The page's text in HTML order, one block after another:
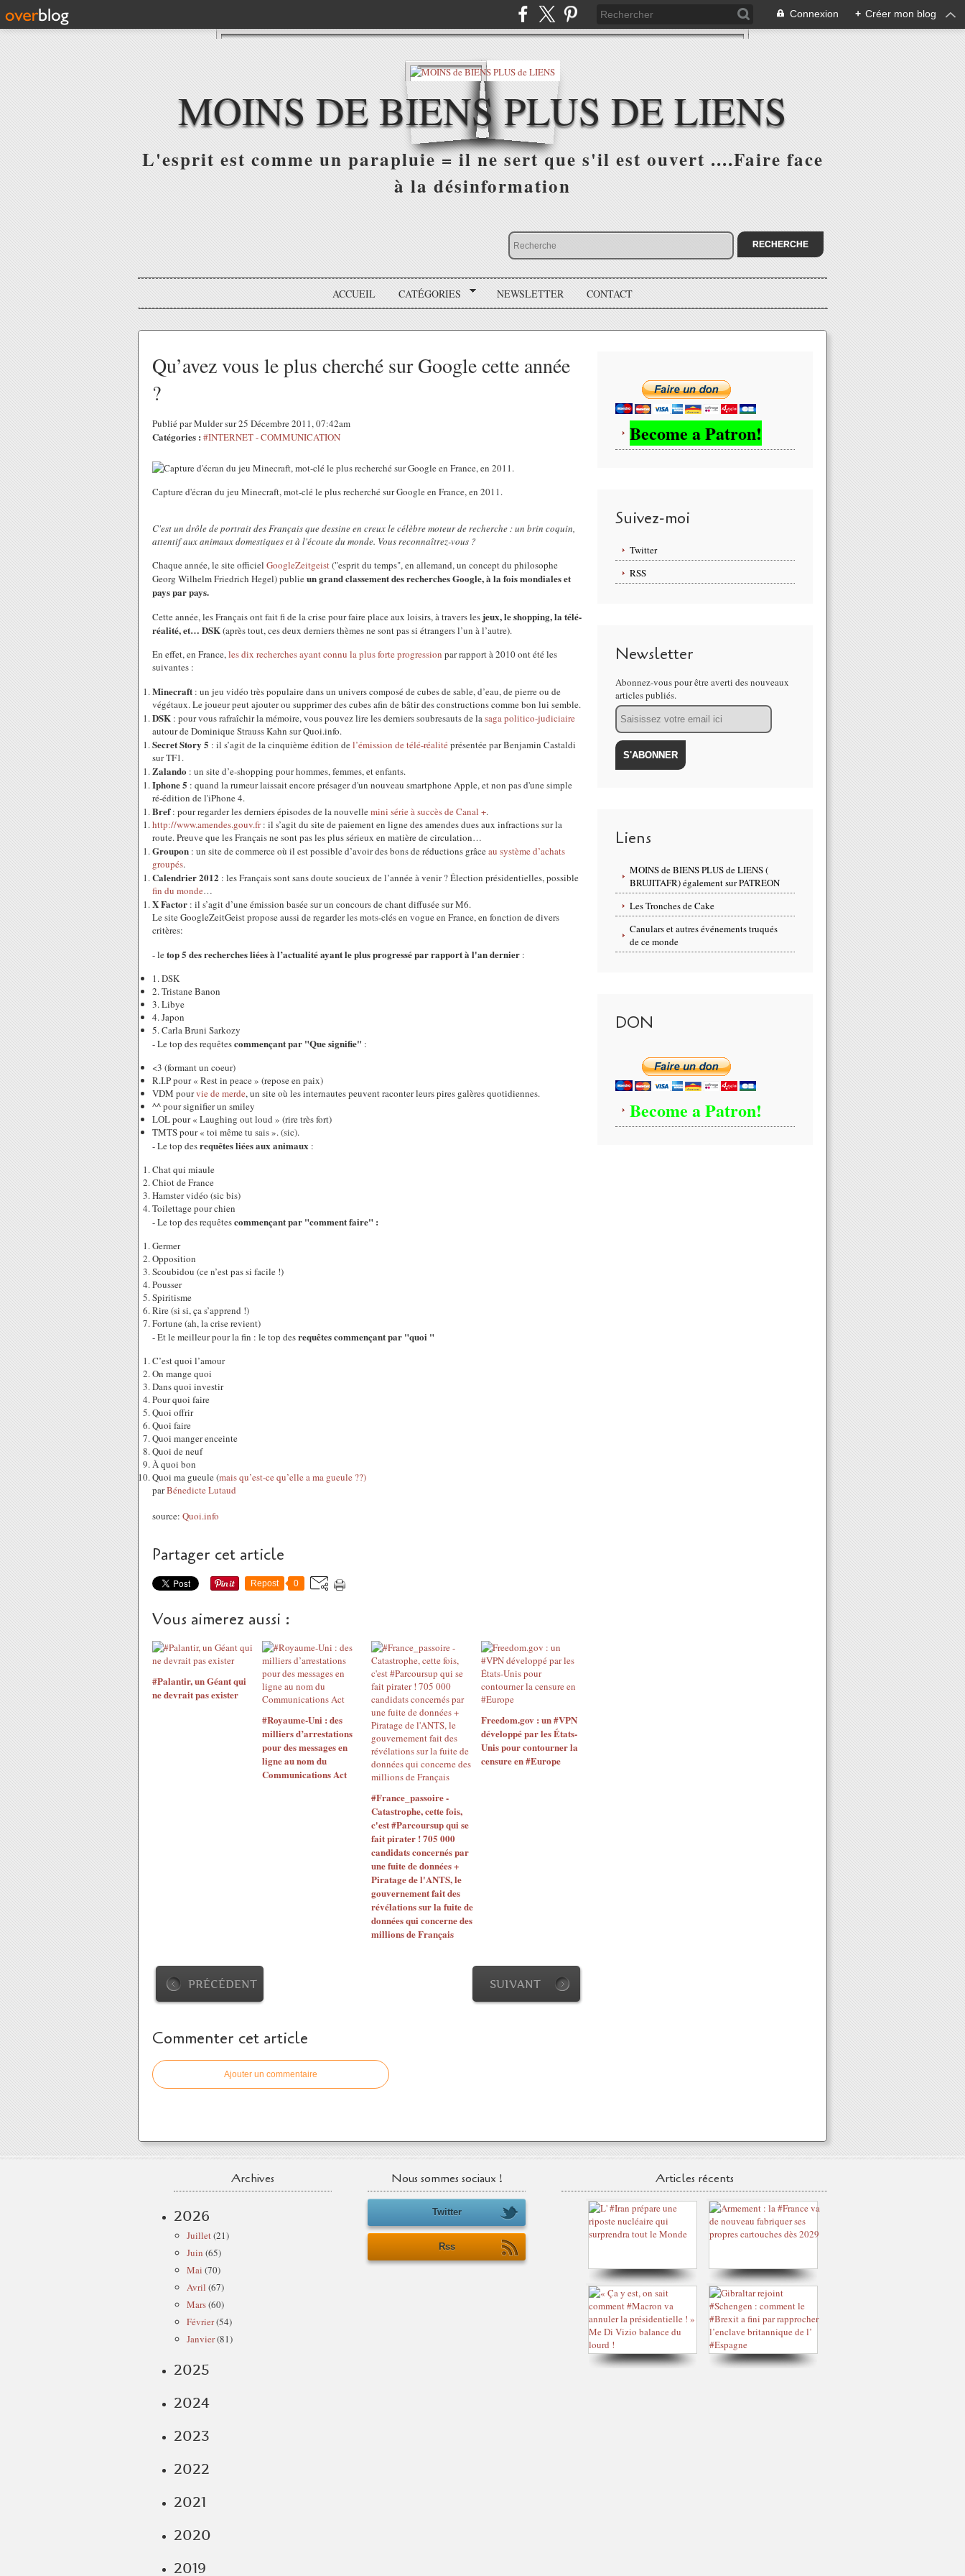
Connexion + Créer mon blog
MOINS DE BIENS PLUS DE LIENS
L'esprit est comme un parapluie = il ne sert que s'il est ouvert ....Faire face
à la désinformation
ACCUEIL CATÉGORIES NEWSLETTER CONTACT
Qu’avez vous le plus cherché sur Google cette année
?
Publié par Mulder sur 25 Décembre 2011, 07:42am
Catégories : #INTERNET - COMMUNICATION
Capture d'écran du jeu Minecraft, mot-clé le plus recherché sur Google en France, en 2011.
C'est un drôle de portrait des Français que dessine en creux le célèbre moteur de recherche : un brin coquin,
attentif aux animaux domestiques et à l'écoute du monde. Vous reconnaîtrez-vous ?
Chaque année, le site officiel GoogleZeitgeist("esprit du temps", en allemand, un concept du philosophe
Georg Wilhelm Friedrich Hegel) publieun grand classement des recherches Google, à la fois mondiales et
pays par pays.
Cette année, les Français ont fait fi de la crise pour faire place aux loisirs, à travers les jeux, le shopping, la télé-
réalité, et… DSK(après tout, ces deux derniers thèmes ne sont pas si étrangers l’un à l’autre).
En effet, en France,les dix recherches ayant connu la plus forte progression par rapport à 2010 ont été les
suivantes :
Minecraft : un jeu vidéo très populaire dans un univers composé de cubes de sable, d’eau, de pierre ou de
végétaux. Le joueur peut ajouter ou supprimer des cubes afin de bâtir des constructions comme bon lui semble.
DSK : pour vous rafraîchir la mémoire, vous pouvez lire les derniers soubresauts de lasaga politico-judiciaire
autour de Dominique Strauss Kahn sur Quoi.info.
Secret Story 5 : il s’agit de la cinquième édition del’émission de télé-réalitéprésentée par Benjamin Castaldi
sur TF1.
Zalando : un site d’e-shopping pour hommes, femmes, et enfants.
Iphone 5 : quand la rumeur laissait encore présager d'un nouveau smartphone Apple, et non pas d'une simple
ré-édition de l'iPhone 4.
Bref: pour regarder les derniers épisodes de la nouvellemini série à succès de Canal +.
http://www.amendes.gouv.fr: il s’agit du site de paiement en ligne des amendes dues aux infractions sur la
route. Preuve que les Français ne sont pas les plus sérieux en matière de circulation…
Groupon : un site de commerce où il est possible d’avoir des bons de réductions grâceau système d’achats
groupés.
Calendrier 2012 : les Français sont sans doute soucieux de l’année à venir ? Élection présidentielles, possible
fin du monde…
X Factor : il s’agit d’une émission basée sur un concours de chant diffusée sur M6.
Le site GoogleZeitGeist propose aussi de regarder les mots-clés en vogue en France, en fonction de divers
critères:
- letop 5 des recherches liées à l’actualité ayant le plus progressé par rapport à l'an dernier :
1. DSK
2. Tristane Banon
3. Libye
4. Japon
5. Carla Bruni Sarkozy
- Le top des requêtescommençant par "Que signifie" :
<3 (formant un coeur)
R.I.P pour « Rest in peace » (repose en paix)
VDM pourvie de merde, un site où les internautes peuvent raconter leurs pires galères quotidiennes.
^^ pour signifier un smiley
LOL pour « Laughing out loud » (rire très fort)
TMTS pour « toi même tu sais ». (sic).
- Le top desrequêtes liées aux animaux :
Chat qui miaule
Chiot de France
Hamster vidéo (sic bis)
Toilettage pour chien
- Le top des requêtescommençant par "comment faire" :
Germer
Opposition
Scoubidou (ce n’est pas si facile !)
Pousser
Spiritisme
Rire (si si, ça s’apprend !)
Fortune (ah, la crise revient)
- Et le meilleur pour la fin : le top desrequêtes commençant par "quoi "
C’est quoi l’amour
On mange quoi
Dans quoi investir
Pour quoi faire
Quoi offrir
Quoi faire
Quoi manger enceinte
Quoi de neuf
À quoi bon
Quoi ma gueule (mais qu’est-ce qu’elle a ma gueule ??)
parBénedicte Lutaud
source: Quoi.info
Partager cet article
Repost 0
Vous aimerez aussi :
#Palantir, un Géant qui
ne devrait pas exister
#Royaume-Uni : des
milliers d’arrestations
pour des messages en
ligne au nom du
Communications Act
#France_passoire -
Catastrophe, cette fois,
c'est #Parcoursup qui se
fait pirater ! 705 000
candidats concernés par
une fuite de données +
Piratage de l'ANTS, le
gouvernement fait des
révélations sur la fuite de
données qui concerne des
millions de Français
Freedom.gov : un #VPN
développé par les États-
Unis pour contourner la
censure en #Europe
PRÉCÉDENT SUIVANT
Commenter cet article
Ajouter un commentaire
Become a Patron!
Suivez-moi
Twitter
RSS
Newsletter
Abonnez-vous pour être averti des nouveaux
articles publiés.
Email
Liens
MOINS de BIENS PLUS de LIENS (
BRUJITAFR) également sur PATREON
Les Tronches de Cake
Canulars et autres événements truqués
de ce monde
DON
Become a Patron!
Archives
2026
Juillet(21)
Juin (65)
Mai (70)
Avril (67)
Mars(60)
Février(54)
Janvier(81)
2025
2024
2023
2022
2021
2020
2019
Nous sommes sociaux !
Twitter
Rss
Articles récents